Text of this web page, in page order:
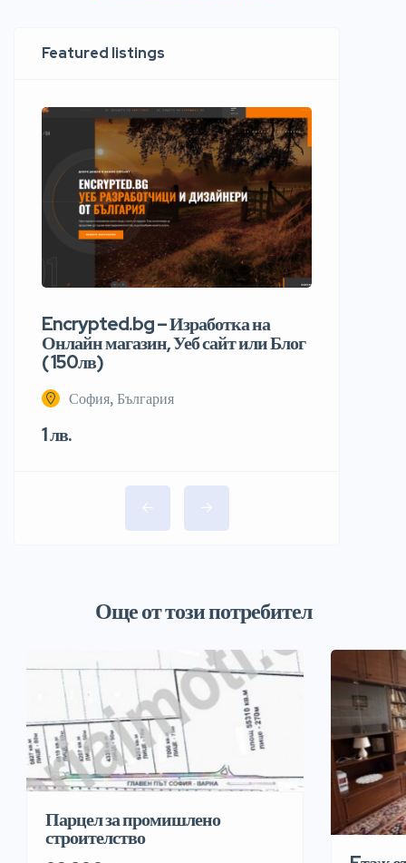
Featured listings
Encrypted.bg – Изработка на
Онлайн магазин, Уеб сайт или Блог
( 150лв)
София, България
1 лв.
Още от този потребител
Парцел за промишлено
строителство